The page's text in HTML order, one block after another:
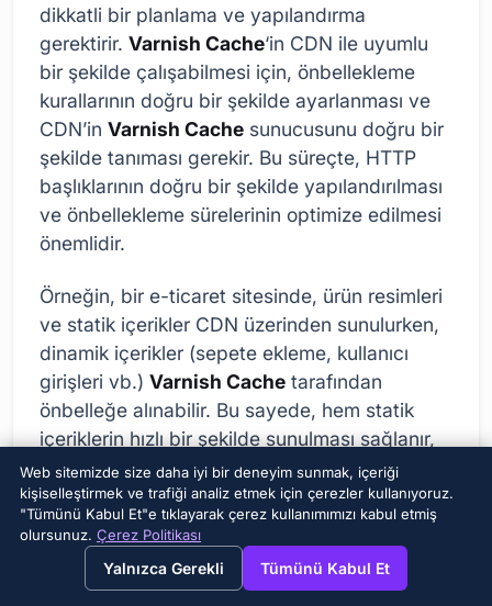
View this page in English?
dikkatli bir planlama ve yapılandırma
gerektirir. Varnish Cache‘in CDN ile uyumlu
bir şekilde çalışabilmesi için, önbellekleme
kurallarının doğru bir şekilde ayarlanması ve
CDN’in Varnish Cache sunucusunu doğru bir
şekilde tanıması gerekir. Bu süreçte, HTTP
başlıklarının doğru bir şekilde yapılandırılması
ve önbellekleme sürelerinin optimize edilmesi
önemlidir.
Örneğin, bir e-ticaret sitesinde, ürün resimleri
ve statik içerikler CDN üzerinden sunulurken,
dinamik içerikler (sepete ekleme, kullanıcı
girişleri vb.) Varnish Cache tarafından
önbelleğe alınabilir. Bu sayede, hem statik
içeriklerin hızlı bir şekilde sunulması sağlanır,
hem de dinamik içeriklerin sunucu üzerindeki
yükü azaltılır.
Varnish Cache Performansını
Web sitemizde size daha iyi bir deneyim sunmak, içeriği
kişiselleştirmek ve trafiği analiz etmek için çerezler kullanıyoruz.
"Tümünü Kabul Et"e tıklayarak çerez kullanımımızı kabul etmiş
olursunuz. Çerez Politikası
Yalnızca Gerekli Tümünü Kabul Et